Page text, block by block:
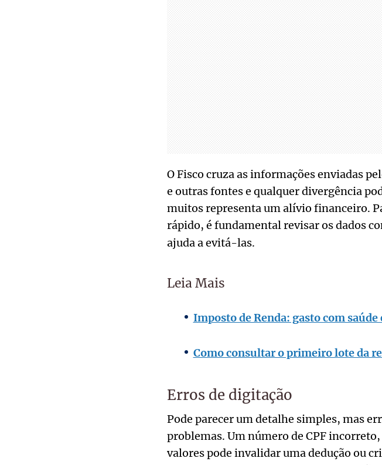
O Fisco cruza as informações enviadas
e outras fontes e qualquer divergência
muitos representa um alívio financeiro.
rápido, é fundamental revisar os dados
ajuda a evitá-las.
Leia Mais
Imposto de Renda: gasto com
Como consultar o primeiro lote da
Erros de digitação
Pode parecer um detalhe simples, mas
problemas. Um número de CPF
valores pode invalidar uma dedução ou